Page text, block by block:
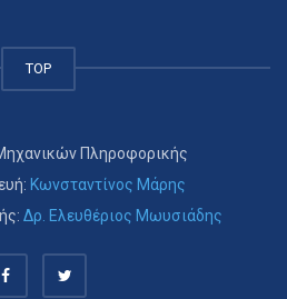
TOP
Πληροφορικής
Κωνσταντίνος Μάρης
Δρ. Ελευθέριος Μωυσιάδης